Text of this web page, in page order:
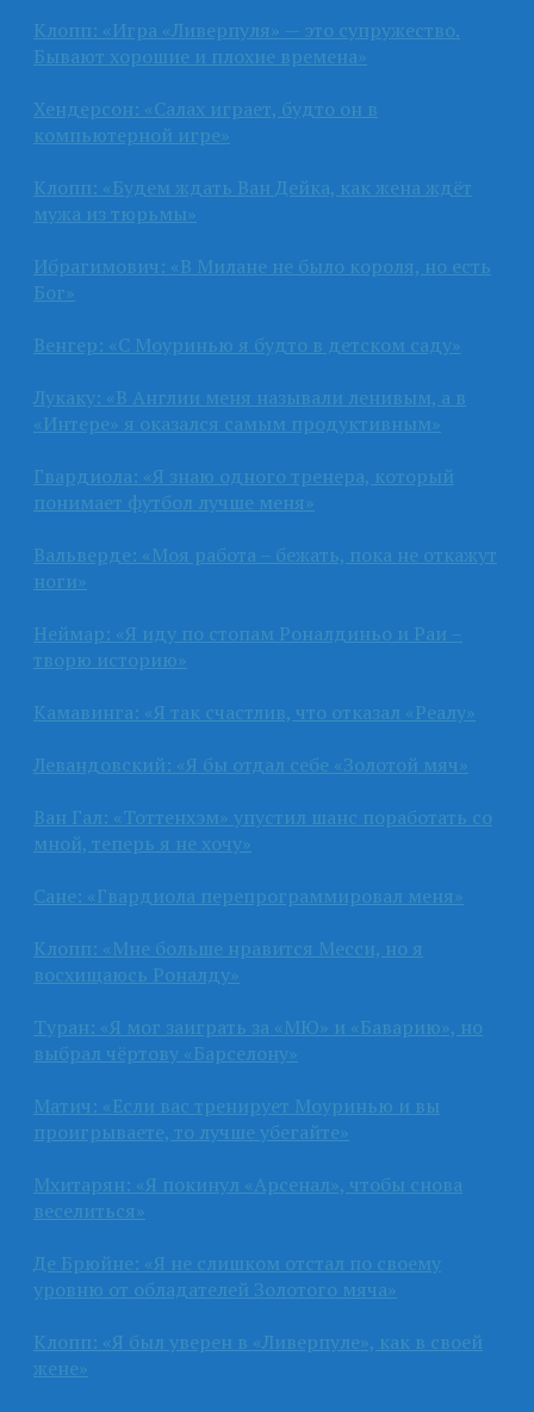
Клопп: «Игра «Ливерпуля» — это супружество.
Бывают хорошие и плохие времена»
Хендерсон: «Салах играет, будто он в
компьютерной игре»
Клопп: «Будем ждать Ван Дейка, как жена ждёт
мужа из тюрьмы»
Ибрагимович: «В Милане не было короля, но есть
Бог»
Венгер: «С Моуринью я будто в детском саду»
Лукаку: «В Англии меня называли ленивым, а в
«Интере» я оказался самым продуктивным»
Гвардиола: «Я знаю одного тренера, который
понимает футбол лучше меня»
Вальверде: «Моя работа – бежать, пока не откажут
ноги»
Неймар: «Я иду по стопам Роналдиньо и Раи –
творю историю»
Камавинга: «Я так счастлив, что отказал «Реалу»
Левандовский: «Я бы отдал себе «Золотой мяч»
Ван Гал: «Тоттенхэм» упустил шанс поработать со
мной, теперь я не хочу»
Сане: «Гвардиола перепрограммировал меня»
Клопп: «Мне больше нравится Месси, но я
восхищаюсь Роналду»
Туран: «Я мог заиграть за «МЮ» и «Баварию», но
выбрал чёртову «Барселону»
Матич: «Если вас тренирует Моуринью и вы
проигрываете, то лучше убегайте»
Мхитарян: «Я покинул «Арсенал», чтобы снова
веселиться»
Де Брюйне: «Я не слишком отстал по своему
уровню от обладателей Золотого мяча»
Клопп: «Я был уверен в «Ливерпуле», как в своей
жене»